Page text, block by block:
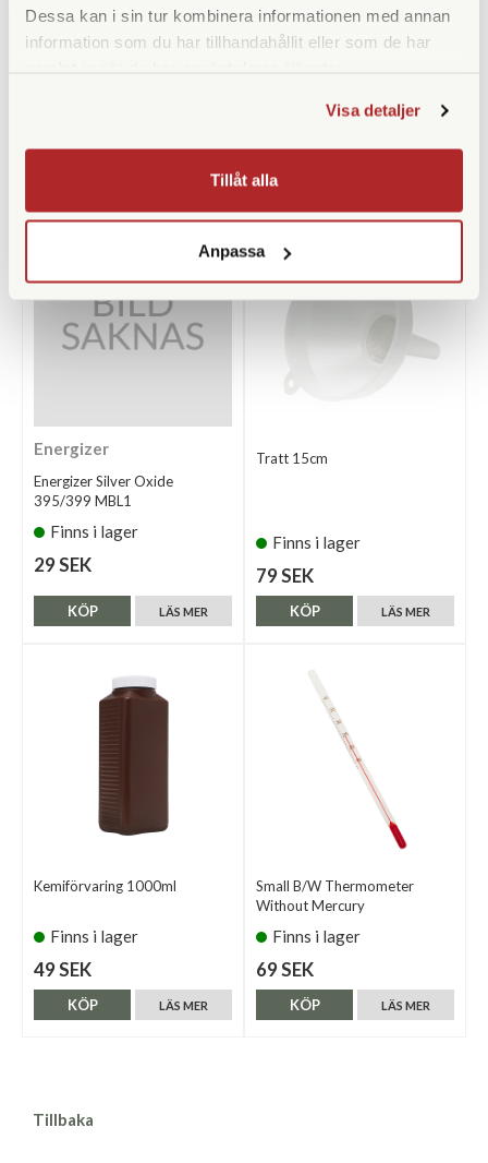
Dessa kan i sin tur kombinera informationen med annan
information som du har tillhandahållit eller som de har
Visa detaljer
Tillåt alla
Anpassa
Manfrotto
79 SEK
SmallRig
Finns i lager
99 SEK
Energizer
Energizer Silver Oxide
395/399 MBL1
Finns i lager
29 SEK
LÄS MER
KÖP
Tratt 15cm
Finns i lager
79 SEK
LÄS MER
KÖP
Kemiförvaring 1000ml
Finns i lager
49 SEK
LÄS MER
KÖP
Small B/W Thermometer
Without Mercury
Finns i lager
69 SEK
LÄS MER
KÖP
Tillbaka